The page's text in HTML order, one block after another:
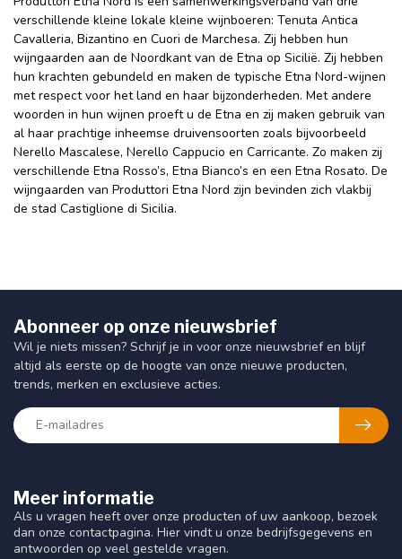
verschillende kleine lokale kleine wijnboeren: Tenuta Antica
Cavalleria, Bizantino en Cuori de Marchesa. Zij hebben hun
wijngaarden aan de Noordkant van de Etna op Sicilië. Zij hebben
hun krachten gebundeld en maken de typische Etna Nord-wijnen
met respect voor het land en haar bijzonderheden. Met andere
woorden in hun wijnen proeft u de Etna en zij maken gebruik van
al haar prachtige inheemse druivensoorten zoals bijvoorbeeld
Nerello Mascalese, Nerello Cappucio en Carricante. Zo maken zij
verschillende Etna Rosso’s, Etna Bianco’s en een Etna Rosato. De
wijngaarden van Produttori Etna Nord zijn bevinden zich vlakbij
de stad Castiglione di Sicilia.
Meer informatie
Als u vragen heeft over onze producten of uw aankoop, bezoek
dan onze contactpagina. Hier vindt u onze bedrijfsgegevens en
antwoorden op veel gestelde vragen.
Abonneer op onze nieuwsbrief
Wil je niets missen? Schrijf je in voor onze nieuwsbrief en blijf
altijd als eerste op de hoogte van onze nieuwe producten,
trends, merken en exclusieve acties.